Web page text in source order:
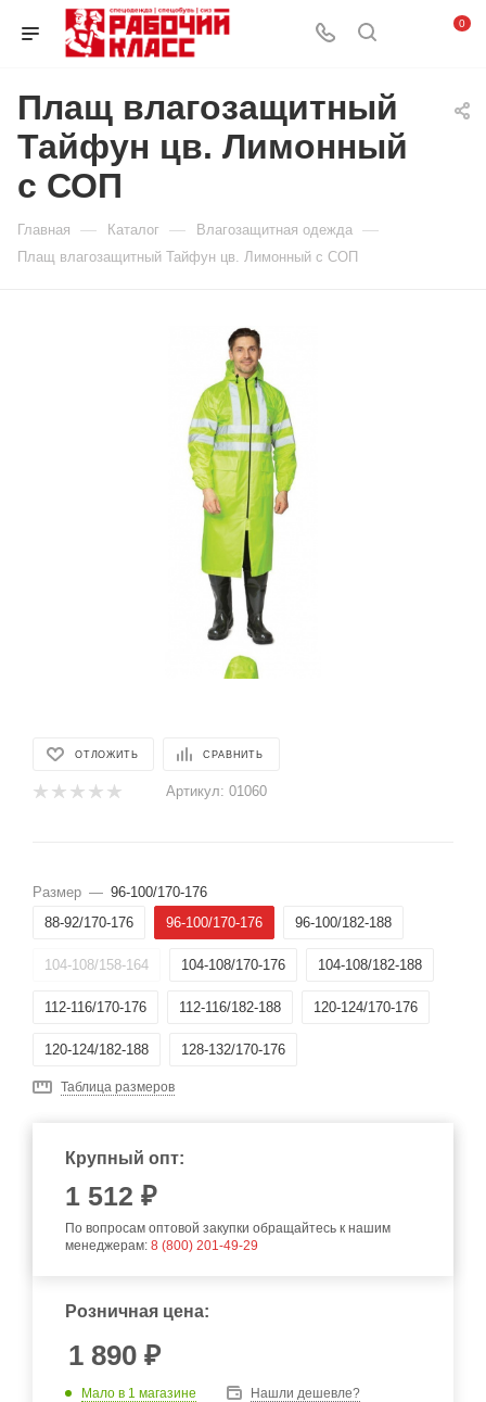
0
Плащ влагозащитный
Тайфун цв. Лимонный
с СОП
Главная — Каталог — Влагозащитная одежда —
Плащ влагозащитный Тайфун цв. Лимонный с СОП
ОТЛОЖИТЬ СРАВНИТЬ
Артикул: 01060
Размер — 96-100/170-176
88-92/170-176
96-100/170-176 96-100/182-188
104-108/158-164 104-108/170-176 104-108/182-188
112-116/170-176 112-116/182-188 120-124/170-176
120-124/182-188 128-132/170-176
Таблица размеров
Крупный опт:
1 512 ₽
По вопросам оптовой закупки обращайтесь к нашим
менеджерам: 8 (800) 201-49-29
Розничная цена:
1 890 ₽
Мало в 1 магазине Нашли дешевле?